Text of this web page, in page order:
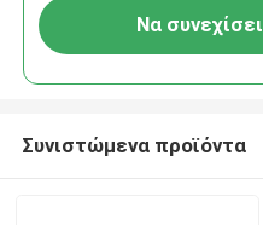
Να συνεχίσει
Συνιστώμενα προϊόντα